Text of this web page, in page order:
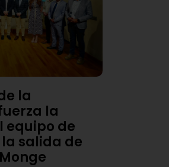
la
la
equipo de
salida de